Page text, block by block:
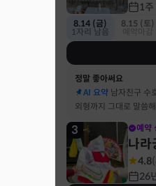
1
8.14 (금)
1자리 남음
8.15 (토)
정말 좋아써요
AI 요약 남자친구 수
외형까지 그대로 말씀
3 예약
나라
4.8(
26